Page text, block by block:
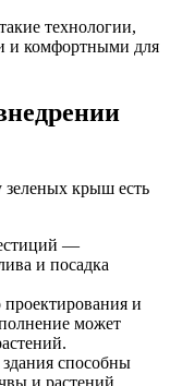
технологии,
и комфортными для
зеленых крыш есть
—
и посадка
и
может
способны
и растений.